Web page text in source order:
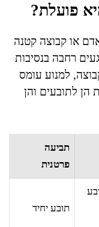
פועלת?
או קבוצה קטנה
רחבה בנסיבות
למנוע עומס
הן לתובעים והן
תביעה
פרטנית
תובע יחיד